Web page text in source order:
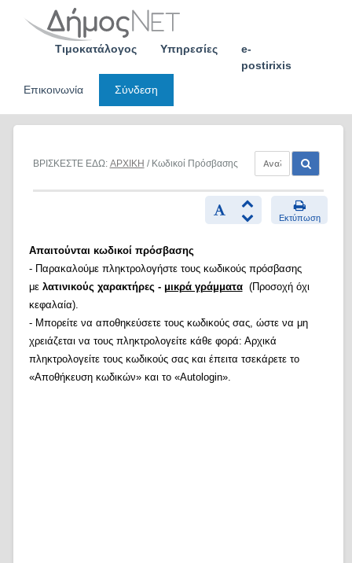
Τιμοκατάλογος Υπηρεσίες
e-
postirixis
Επικοινωνία
Σύνδεση
ΒΡΙΣΚΕΣΤΕ ΕΔΩ: ΑΡΧΙΚΗ / Κωδικοί Πρόσβασης
Εκτύπωση
Απαιτούνται κωδικοί πρόσβασης
- Παρακαλούμε πληκτρολογήστε τους κωδικούς πρόσβασης
με λατινικούς χαρακτήρες - μικρά γράμματα(Προσοχή όχι
κεφαλαία).
- Μπορείτε να αποθηκεύσετε τους κωδικούς σας, ώστε να μη
χρειάζεται να τους πληκτρολογείτε κάθε φορά: Αρχικά
πληκτρολογείτε τους κωδικούς σας και έπειτα τσεκάρετε το
«Αποθήκευση κωδικών» και το «Autologin».